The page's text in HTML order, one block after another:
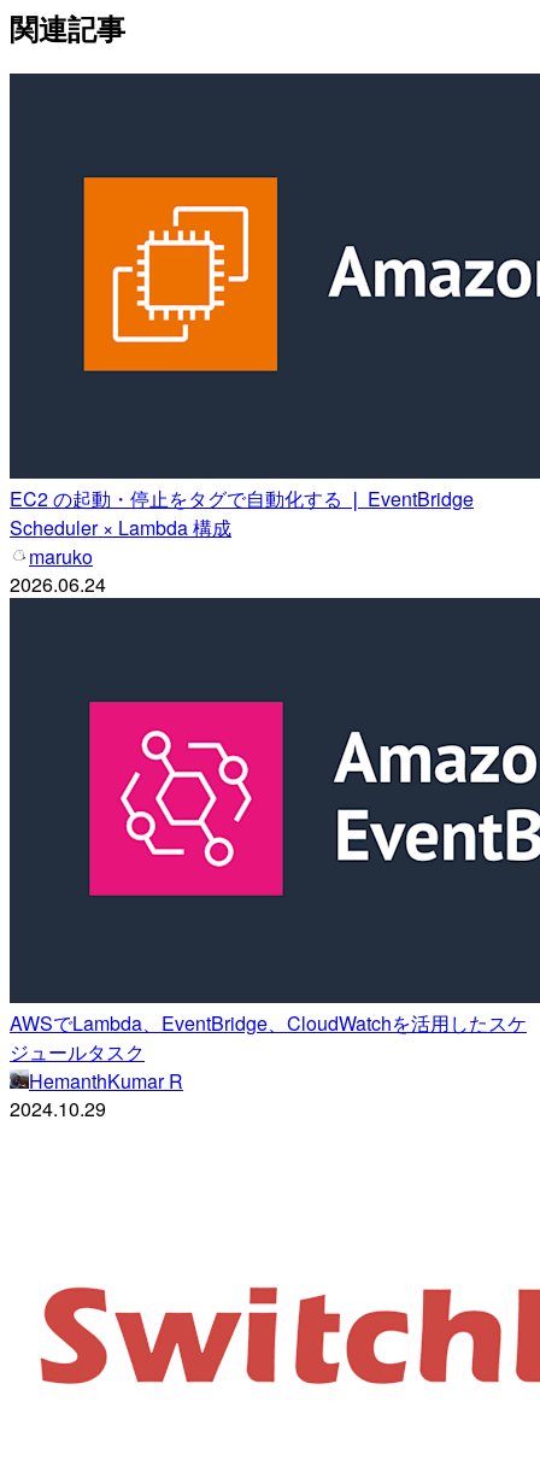
関連記事
EC2 の起動・停止をタグで自動化する ❘ EventBridge
Scheduler × Lambda 構成
maruko
2026.06.24
AWSでLambda、EventBridge、CloudWatchを活用したスケ
ジュールタスク
HemanthKumar R
2024.10.29